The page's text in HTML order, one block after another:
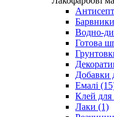
Водно-
Готова
Добавки
Емалі
Клей для
Лаки (1)